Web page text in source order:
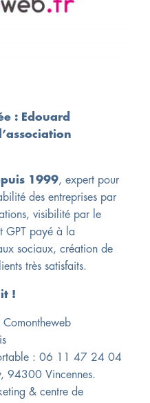
: Edouard
1999, expert pour
des entreprises par
visibilité par le
GPT payé à la
sociaux, création de
très satisfaits.
!
Comontheweb
: 06 11 47 24 04
94300 Vincennes.
& centre de